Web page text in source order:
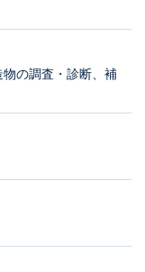
物の調査・診断、補